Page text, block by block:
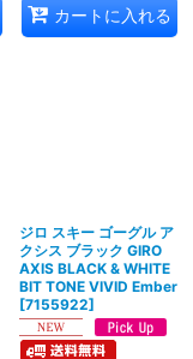
カートに入れる
ジロ スキー ゴーグル ア
クシス ブラック GIRO
AXIS BLACK & WHITE
BIT TONE VIVID Ember
[7155922]